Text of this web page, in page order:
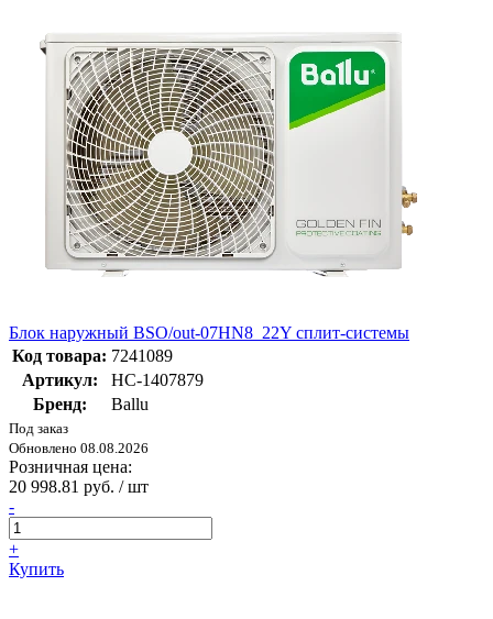
Блок наружный BSO/out-07HN8_22Y сплит-системы
Код товара: 7241089
Артикул:
НС-1407879
Бренд:
Ballu
Под заказ
Обновлено 08.08.2026
Розничная цена:
20 998.81 руб. / шт
-
+
Купить